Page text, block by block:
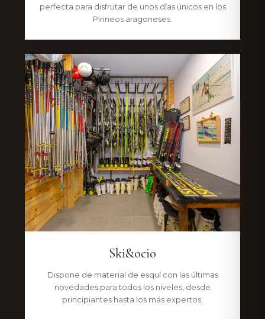
perfecta para disfrutar de unos días únicos en los
Pirineos aragoneses.
Ski&ocio
Dispone de material de esquí con las últimas
novedades para todos los niveles, desde
principiantes hasta los más expertos.